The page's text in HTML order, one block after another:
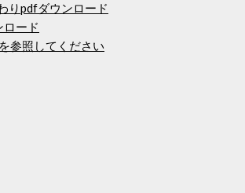
りpdfダウンロード
ード
参照してください